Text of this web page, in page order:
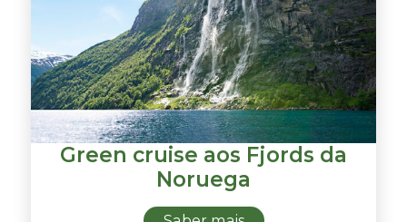
Green cruise aos Fjords da
Noruega